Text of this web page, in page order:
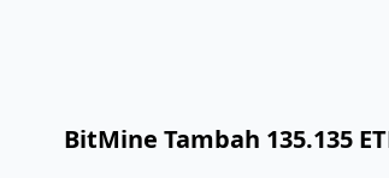
BitMine Tambah 135.135